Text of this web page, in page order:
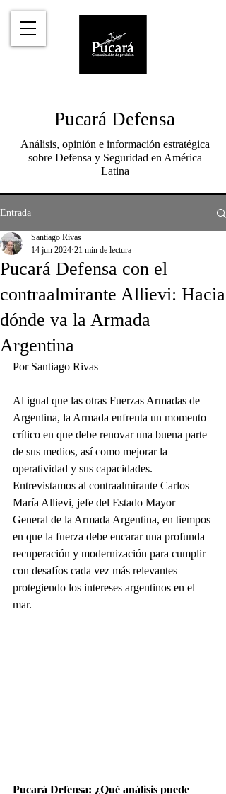
Pucará Defensa
Análisis, opinión e información estratégica
sobre Defensa y Seguridad en América
Latina
Entrada
Pucará Defensa con el
contraalmirante Allievi: Hacia
dónde va la Armada
Argentina
Santiago Rivas
14 jun 2024 21 min de lectura
Por Santiago Rivas
Al igual que las otras Fuerzas Armadas de
Argentina, la Armada enfrenta un momento
crítico en que debe renovar una buena parte
de sus medios, así como mejorar la
operatividad y sus capacidades.
Entrevistamos al contraalmirante Carlos
María Allievi, jefe del Estado Mayor
General de la Armada Argentina, en tiempos
en que la fuerza debe encarar una profunda
recuperación y modernización para cumplir
con desafíos cada vez más relevantes
protegiendo los intereses argentinos en el
mar.
Pucará Defensa: ¿Qué análisis puede